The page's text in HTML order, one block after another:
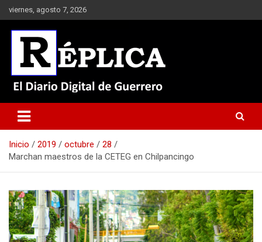
Saltar
al
contenido
viernes, agosto 7, 2026
Réplica
Inicio 2019 octubre
28
Marchan maestros de la CETEG en Chilpancingo